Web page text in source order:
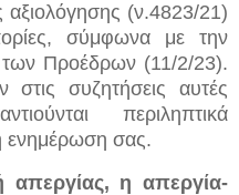
αξιολόγησης (ν.4823/21)
σύμφωνα με την
Προέδρων (11/2/23).
συζητήσεις αυτές
περιληπτικά
ενημέρωση σας.
απεργίας, η απεργία-